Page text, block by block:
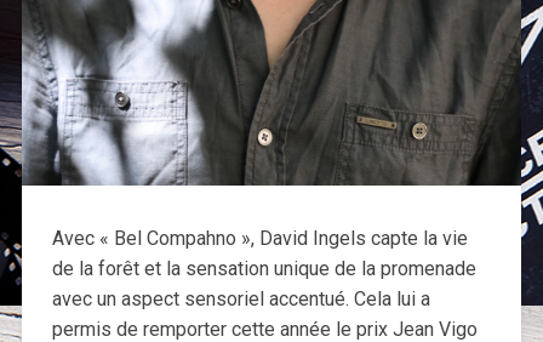
Avec « Bel Compahno », David Ingels capte la vie
de la forêt et la sensation unique de la promenade
avec un aspect sensoriel accentué. Cela lui a
permis de remporter cette année le prix Jean Vigo